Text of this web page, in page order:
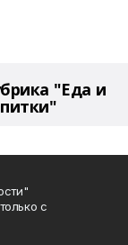
"Еда и
с